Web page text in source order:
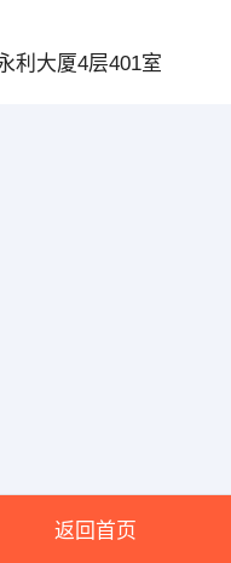
利大厦4层401室
返回首页